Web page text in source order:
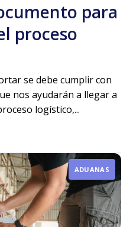
para
proceso
se debe cumplir con
nos ayudarán a llegar a
logístico,...
ADUANAS